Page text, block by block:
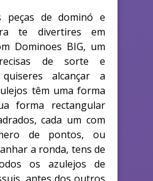
peças de dominó e
te divertires em
Dominoes BIG, um
de sorte e
alcançar a
têm uma forma
forma rectangular
cada um com
de pontos, ou
a ronda, tens de
os azulejos de